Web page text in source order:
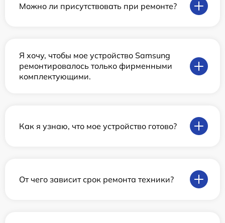
Можно ли присутствовать при ремонте?
Я хочу, чтобы мое устройство Samsung
ремонтировалось только фирменными
комплектующими.
Как я узнаю, что мое устройство готово?
От чего зависит срок ремонта техники?